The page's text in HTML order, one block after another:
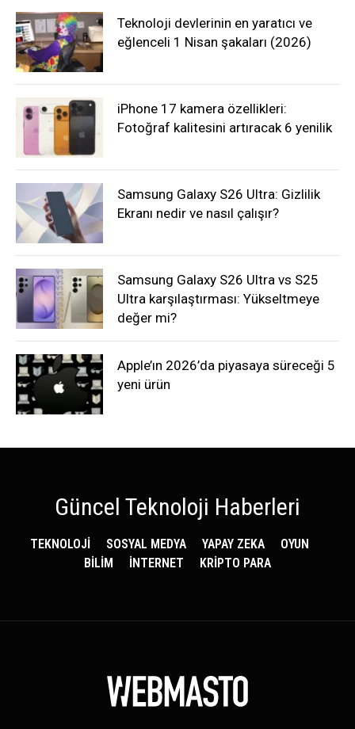
Teknoloji devlerinin en yaratıcı ve
eğlenceli 1 Nisan şakaları (2026)
iPhone 17 kamera özellikleri:
Fotoğraf kalitesini artıracak 6 yenilik
Samsung Galaxy S26 Ultra: Gizlilik
Ekranı nedir ve nasıl çalışır?
Samsung Galaxy S26 Ultra vs S25
Ultra karşılaştırması: Yükseltmeye
değer mi?
Apple’ın 2026’da piyasaya süreceği 5
yeni ürün
Güncel Teknoloji Haberleri
TEKNOLOJİ SOSYAL MEDYA YAPAY ZEKA
OYUN
BİLİM
İNTERNET KRİPTO PARA